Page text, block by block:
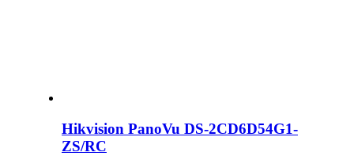
Hikvision PanoVu DS-2CD6D54G1-
ZS/RC